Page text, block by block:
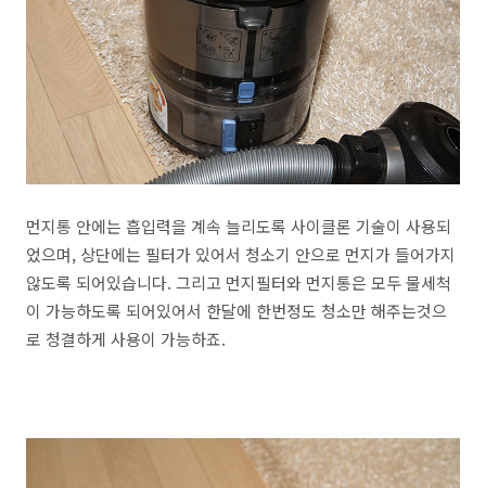
먼지통 안에는 흡입력을 계속 늘리도록 사이클론 기술이 사용되
었으며, 상단에는 필터가 있어서 청소기 안으로 먼지가 들어가지
않도록 되어있습니다. 그리고 먼지필터와 먼지통은 모두 물세척
이 가능하도록 되어있어서 한달에 한번정도 청소만 해주는것으
로 청결하게 사용이 가능하죠.